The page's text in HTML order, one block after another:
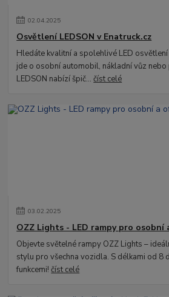
02.04.2025
Osvětlení LEDSON v Enatruck.cz
Hledáte kvalitní a spolehlivé LED
jde o osobní automobil, nákladní vůz nebo
LEDSON nabízí špič...číst celé
03.02.2025
OZZ Lights - LED rampy pro osobní
Objevte světelné rampy OZZ Lights –
stylu pro všechna vozidla. S délkami od 8
funkcemi!číst celé